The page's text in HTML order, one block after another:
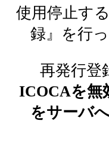
使用停止す
録』を行
再発行登
ICOCAを無
をサーバ